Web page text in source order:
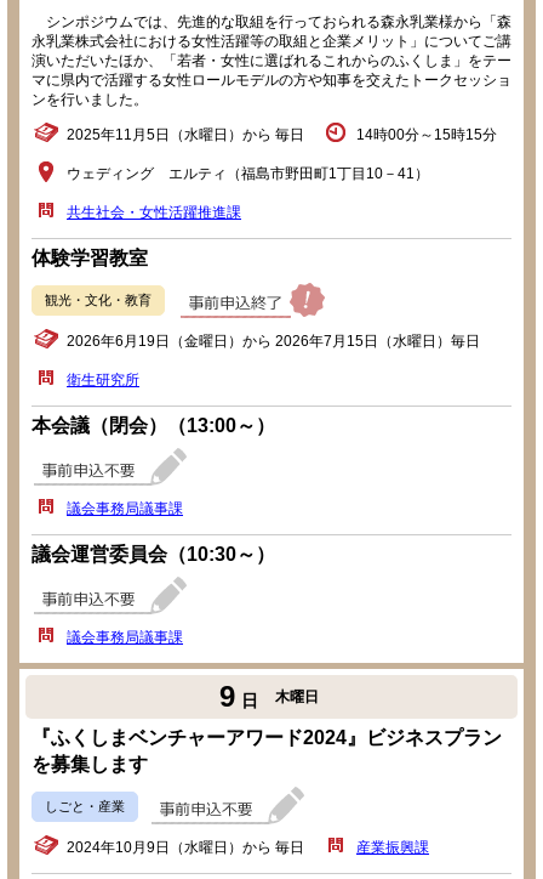
シンポジウムでは、先進的な取組を行っておられる森永乳業様から「森
永乳業株式会社における女性活躍等の取組と企業メリット」についてご講
演いただいたほか、「若者・女性に選ばれるこれからのふくしま」をテー
マに県内で活躍する女性ロールモデルの方や知事を交えたトークセッショ
ンを行いました。
2025年11月5日（水曜日）から 毎日 14時00分～15時15分
ウェディング エルティ（福島市野田町1丁目10－41）
共生社会・女性活躍推進課
体験学習教室
観光・文化・教育
2026年6月19日（金曜日）から 2026年7月15日（水曜日）毎日
衛生研究所
本会議（閉会）（13:00～）
議会事務局議事課
議会運営委員会（10:30～）
議会事務局議事課
9 日 木曜日
『ふくしまベンチャーアワード2024』ビジネスプラン
を募集します
しごと・産業
2024年10月9日（水曜日）から 毎日 産業振興課